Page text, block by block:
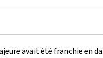
avait été franchie en